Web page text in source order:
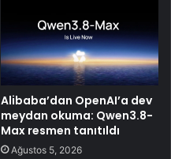
Alibaba’dan OpenAI’a dev
meydan okuma: Qwen3.8-
Max resmen tanıtıldı
Ağustos 5, 2026